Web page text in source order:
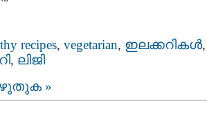
recipes, vegetarian, ഇലക്കറികള്‍,
, ലിജി
»